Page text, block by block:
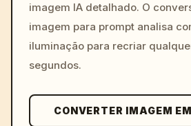
imagem IA detalhado. O
imagem para prompt analisa
iluminação para recriar
segundos.
CONVERTER IMAGEM